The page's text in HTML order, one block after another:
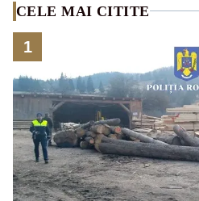
CELE MAI CITITE
1